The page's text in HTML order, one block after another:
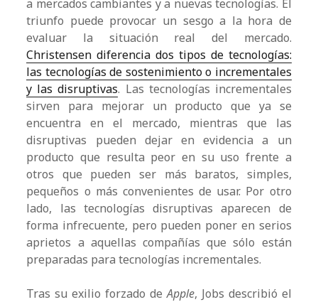
a mercados cambiantes y a nuevas tecnologías. El
triunfo puede provocar un sesgo a la hora de
evaluar la situación real del mercado.
Christensen diferencia dos tipos de tecnologías:
las tecnologías de sostenimiento o incrementales
y las disruptivas. Las tecnologías incrementales
sirven para mejorar un producto que ya se
encuentra en el mercado, mientras que las
disruptivas pueden dejar en evidencia a un
producto que resulta peor en su uso frente a
otros que pueden ser más baratos, simples,
pequeños o más convenientes de usar. Por otro
lado, las tecnologías disruptivas aparecen de
forma infrecuente, pero pueden poner en serios
aprietos a aquellas compañías que sólo están
preparadas para tecnologías incrementales.
Tras su exilio forzado deApple, Jobs describió el